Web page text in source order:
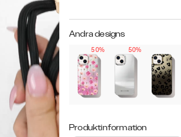
Andra designs
50%
50%
Produktinformation